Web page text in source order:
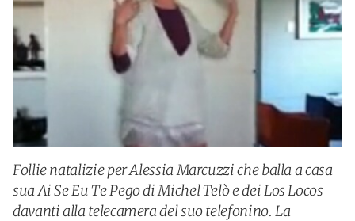
Follie natalizie per Alessia Marcuzzi che balla a casa
sua Ai Se Eu Te Pego di Michel Telò e dei Los Locos
davanti alla telecamera del suo telefonino. La